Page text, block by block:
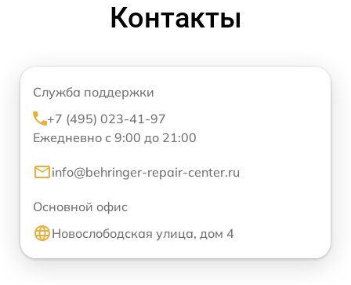
Контакты
Служба поддержки
+7 (495) 023-41-97
Ежедневно с 9:00 до 21:00
info@behringer-repair-center.ru
Основной офис
Новослободская улица, дом 4